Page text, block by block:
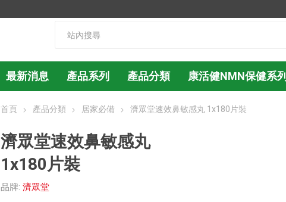
最新消息 產品系列 產品分類 康活健NMN保健系列
首頁 產品分類 居家必備 濟眾堂速效鼻敏感丸 1x180片裝
濟眾堂速效鼻敏感丸
1x180片裝
品牌: 濟眾堂